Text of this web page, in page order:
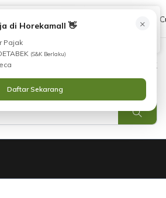
(021) 38783380 08551688000
Masuk
×
di Horekamall 👋
Pajak
(S&K Berlaku)
Daftar Sekarang
lihatKatalog
Hubungi Kami